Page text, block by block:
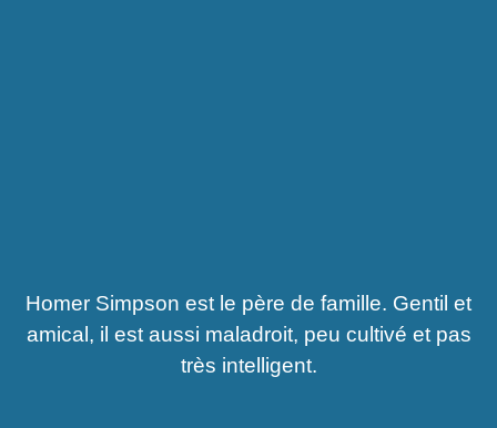
Homer Simpson est le père de famille. Gentil et
amical, il est aussi maladroit, peu cultivé et pas
très intelligent.